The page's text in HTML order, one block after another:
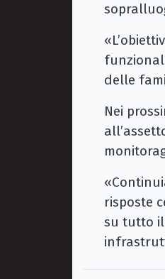
delle
Nei
risposte
su tutto il